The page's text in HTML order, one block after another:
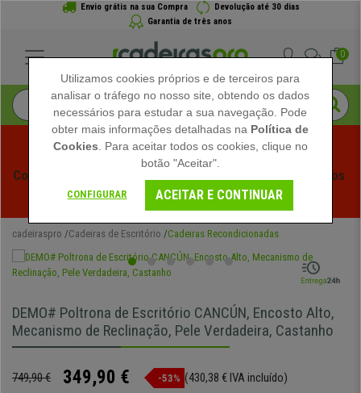
Envio grátis na sua Compra
Devolução até 30 dias
Garantia de três anos
0
Começam os Saldos de Verão em Cadeiraspro! Descontos
Exclusivos por Tempo Limitado - Ver Promoção
cadeiraspro Cadeiras de Escritório Cadeiras Recondicionadas
DEMO# Poltrona de Escritório CANCÚN, Encosto Alto,
Mecanismo de Reclinação, Pele Verdadeira, Castanho
749,90 € 349,90 € -53% (430,38 € IVA incluído)
Utilizamos cookies próprios e de terceiros para
analisar o tráfego no nosso site, obtendo os dados
necessários para estudar a sua navegação. Pode
obter mais informações detalhadas na Política de
Cookies . Para aceitar todos os cookies, clique no
botão "Aceitar".
CONFIGURAR ACEITAR E CONTINUAR